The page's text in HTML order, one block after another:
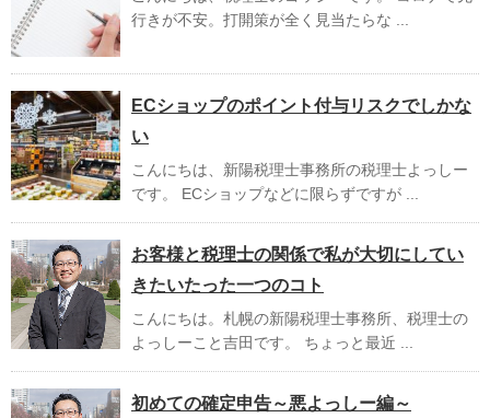
行きが不安。打開策が全く見当たらな ...
ECショップのポイント付与リスクでしかな
い
こんにちは、新陽税理士事務所の税理士よっしー
です。 ECショップなどに限らずですが ...
お客様と税理士の関係で私が大切にしてい
きたいたった一つのコト
こんにちは。札幌の新陽税理士事務所、税理士の
よっしーこと吉田です。 ちょっと最近 ...
初めての確定申告～悪よっしー編～